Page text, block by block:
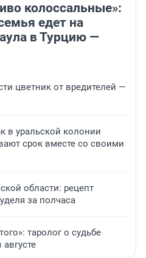
колоссальные»:
едет на
в Турцию —
цветник от вредителей —
в уральской колонии
срок вместе со своими
области: рецепт
за полчаса
таролог о судьбе